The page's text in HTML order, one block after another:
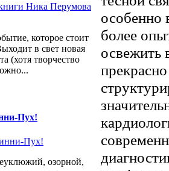
которое стоит
в свет новая
(хотя творчество
Пух!
озорной,
особенно
более
освежить